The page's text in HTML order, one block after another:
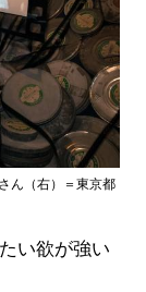
ん（右）＝東京都
い欲が強い